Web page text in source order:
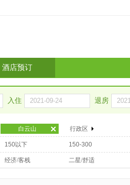
酒店预订
入住 退房
白云山 行政区
150以下 150-300
经济/客栈 二星/舒适